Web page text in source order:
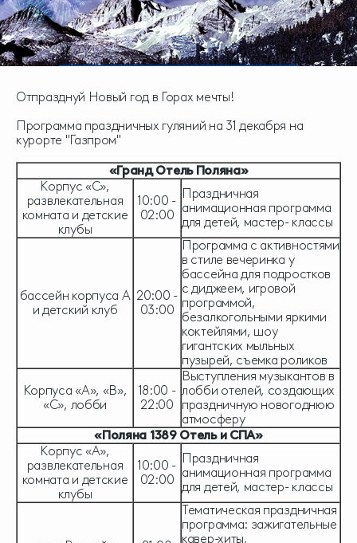
Отпразднуй Новый год в Горах мечты!
Программа праздничных гуляний на 31 декабря на
курорте "Газпром"
«Гранд Отель Поляна»
Корпус «С»,
развлекательная
комната и детские
клубы
10:00 -
02:00
Праздничная
анимационная программа
для детей, мастер- классы
бассейн корпуса А
и детский клуб
20:00 -
03:00
Программа с активностями
в стиле вечеринка у
бассейна для подростков
с диджеем, игровой
программой,
безалкогольными яркими
коктейлями, шоу
гигантских мыльных
пузырей, съемка роликов
Корпуса «А», «В»,
«С», лобби
18:00 -
22:00
Выступления музыкантов в
лобби отелей, создающих
праздничную новогоднюю
атмосферу
«Поляна 1389 Отель и СПА»
Корпус «А»,
развлекательная
комната и детские
клубы
10:00 -
02:00
Праздничная
анимационная программа
для детей, мастер- классы
Тематическая праздничная
программа: зажигательные
кавер-хиты,